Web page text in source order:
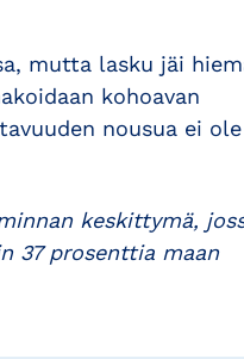
mutta lasku jäi
kohoavan
nousua ei ole
keskittymä,
37 prosenttia maan